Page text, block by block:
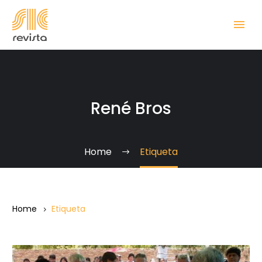
René Bros
Home Etiqueta
Home Etiqueta
El